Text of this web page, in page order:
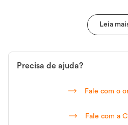
Precisa de ajuda?
Fale com o
Fale com a